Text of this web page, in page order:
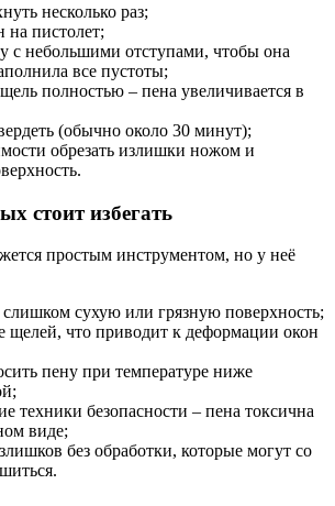
несколько раз;
на пистолет;
с небольшими отступами, чтобы она
все пустоты;
полностью – пена увеличивается в
(обычно около 30 минут);
обрезать излишки ножом и
стоит избегать
простым инструментом, но у неё
сухую или грязную поверхность;
щелей, что приводит к деформации окон
пену при температуре ниже
техники безопасности – пена токсична
виде;
без обработки, которые могут со